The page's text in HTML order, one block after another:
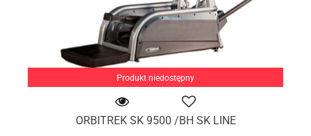
Produkt niedostępny
ORBITREK SK 9500 /BH SK LINE